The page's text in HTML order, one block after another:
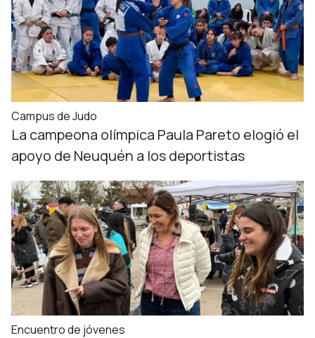
Campus de Judo
La campeona olímpica Paula Pareto elogió el
apoyo de Neuquén a los deportistas
Encuentro de jóvenes